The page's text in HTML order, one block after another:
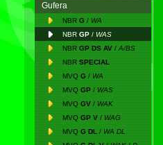
Gufera
NBR G / WA
NBR GP / WAS
NBR GP DS AV / A/BS
NBR SPECIAL
MVQ G / WA
MVQ GP / WAS
MVQ GV / WAK
MVQ GP V / WAG
MVQ G DL / WA DL